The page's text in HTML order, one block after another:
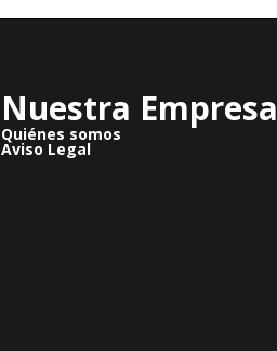
Nuestra Empresa
Quiénes somos
Aviso Legal